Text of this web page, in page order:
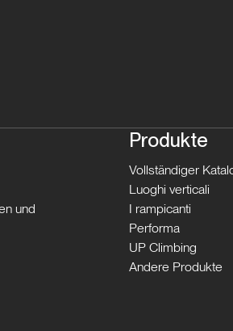
und
Produkte
Vollständiger
Luoghi verticali
I rampicanti
Performa
UP Climbing
Andere Produkte